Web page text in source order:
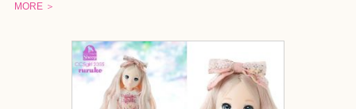
MORE ＞